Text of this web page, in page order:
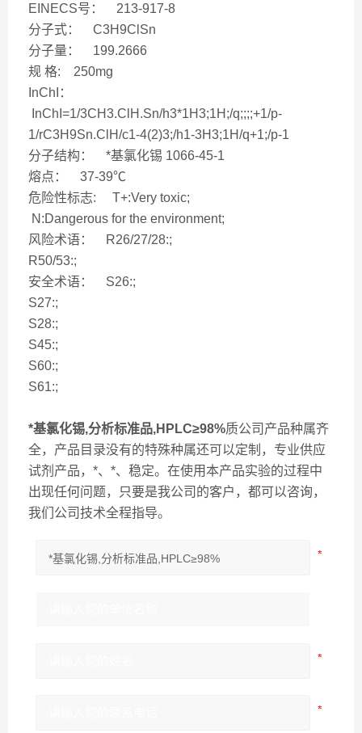
EINECS号： 213-917-8
分子式： C3H9ClSn
分子量： 199.2666
规 格: 250mg
InChI：
InChI=1/3CH3.ClH.Sn/h3*1H3;1H;/q;;;;+1/p-
1/rC3H9Sn.ClH/c1-4(2)3;/h1-3H3;1H/q+1;/p-1
分子结构： *基氯化锡 1066-45-1
熔点： 37-39℃
危险性标志: T+:Very toxic;
N:Dangerous for the environment;
风险术语： R26/27/28:;
R50/53:;
安全术语： S26:;
S27:;
S28:;
S45:;
S60:;
S61:;
*基氯化锡,分析标准品,HPLC≥98%质公司产品种属齐
全，产品目录没有的特殊种属还可以定制，专业供应
试剂产品，*、*、稳定。在使用本产品实验的过程中
出现任何问题，只要是我公司的客户，都可以咨询，
我们公司技术全程指导。